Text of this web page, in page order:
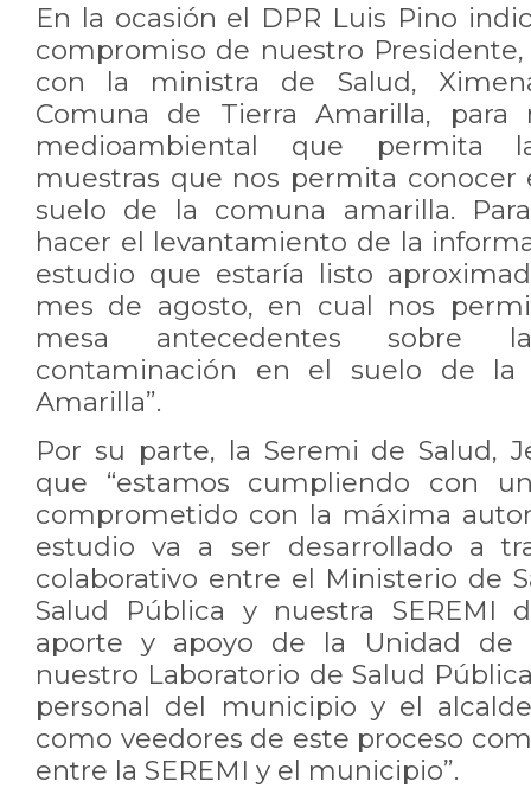
En la ocasión el DPR Luis Pino
compromiso de nuestro
con la ministra de Salud,
Comuna de Tierra Amarilla, para
medioambiental que permita
muestras que nos permita conocer
suelo de la comuna amarilla.
hacer el levantamiento de la
estudio que estaría listo
mes de agosto, en cual nos
mesa antecedentes sobre
contaminación en el suelo de la
Amarilla”.
Por su parte, la Seremi de Salud,
que “estamos cumpliendo con
comprometido con la máxima
estudio va a ser desarrollado a
colaborativo entre el Ministerio de
Salud Pública y nuestra SEREMI
aporte y apoyo de la Unidad de
nuestro Laboratorio de Salud
personal del municipio y el
como veedores de este proceso
entre la SEREMI y el municipio”.